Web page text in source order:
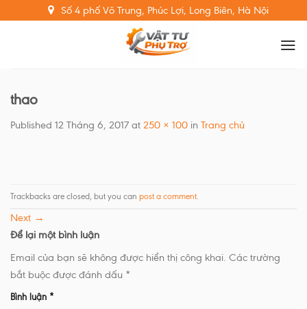
to
Số 4 phố Võ Trung, Phúc Lợi, Long Biên, Hà Nội
thao
Published 12 Tháng 6, 2017 at 250 × 100 in Trang chủ
Trackbacks are closed, but you can post a comment
Next →
Để lại một bình luận
Email của bạn sẽ không được hiển thị công khai. Các trường
bắt buộc được đánh dấu *
Bình luận *